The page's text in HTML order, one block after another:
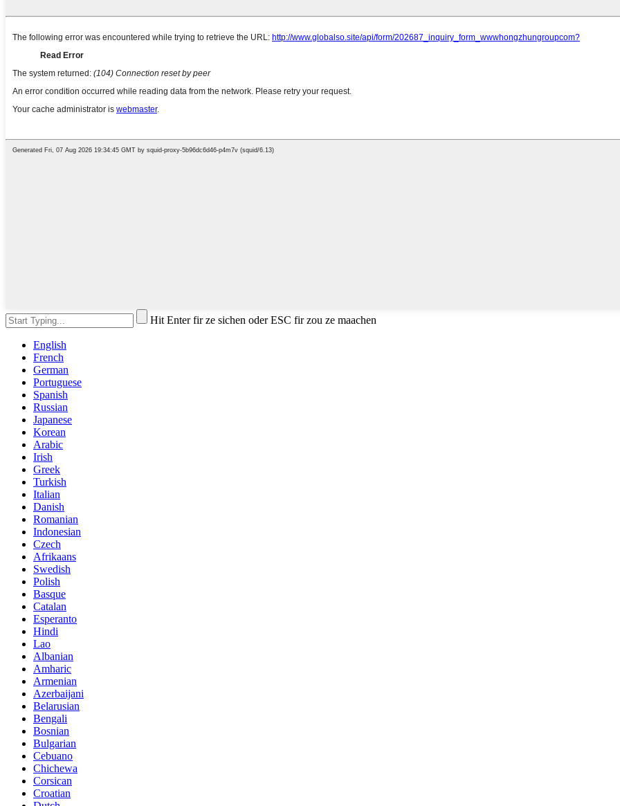
Hit Enter fir ze sichen oder ESC fir zou ze maachen
English
French
German
Portuguese
Spanish
Russian
Japanese
Korean
Arabic
Irish
Greek
Turkish
Italian
Danish
Romanian
Indonesian
Czech
Afrikaans
Swedish
Polish
Basque
Catalan
Esperanto
Hindi
Lao
Albanian
Amharic
Armenian
Azerbaijani
Belarusian
Bengali
Bosnian
Bulgarian
Cebuano
Chichewa
Corsican
Croatian